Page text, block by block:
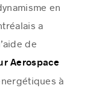
en
a
de
Aerospace
à